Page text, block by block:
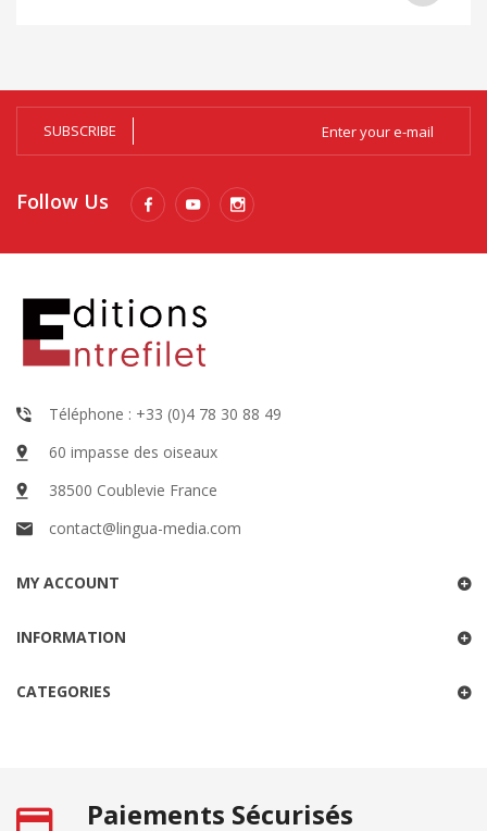
SUBSCRIBE
Follow Us
Téléphone : +33 (0)4 78 30 88 49
60 impasse des oiseaux
38500 Coublevie France
contact@lingua-media.com
MY ACCOUNT
INFORMATION
CATEGORIES
Paiements Sécurisés